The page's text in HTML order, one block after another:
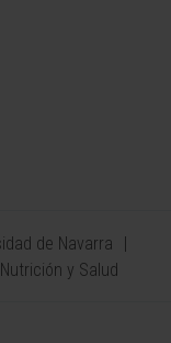
de Navarra
y Salud